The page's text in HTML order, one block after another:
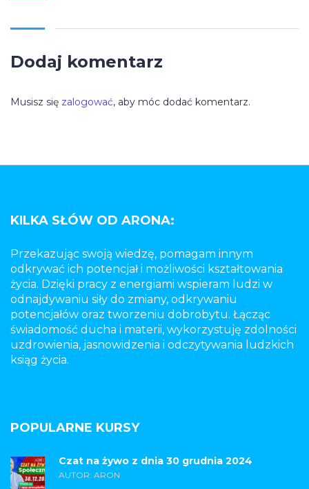
Dodaj komentarz
Musisz się zalogować, aby móc dodać komentarz.
KILKA SŁÓW OD ARONA:
Przekazując swoją wiedzę, pomagam innym
odkrywać ich potencjał i możliwości kształtowania
życia. Dzięki pracy z energiami wspieram ludzi w
odnajdywaniu siły do zmiany, odkrywaniu
potencjałów oraz tworzeniu dobrobytu. Łącząc
świadomość ducha i materii, wykorzystuję zdolności
uzdrowienia, jasnowidzenia i odczytywania ludzkich
ksiąg życia.
POPULARNE KURSY
Czat na żywo z dnia 30 grudnia 2024
AUTOR: ARON